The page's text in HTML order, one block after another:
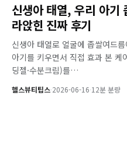
신생아 태열, 우리 아기
라앉힌 진짜 후기
신생아 태열로 얼굴에 좁쌀여드
아기를 키우면서 직접 효과 본 케
딩젤·수분크림)를…
헬스뷰티팁스·2026-06-16·12분 분량